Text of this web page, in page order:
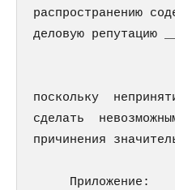
распространению
деловую репутацию
поскольку
сделать
причинения
     Приложение: